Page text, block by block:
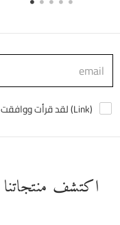
لقد قرأت ووافقت على شروط استخدام البيانات الشخصية (Link)
اكتشف منتجاتنا